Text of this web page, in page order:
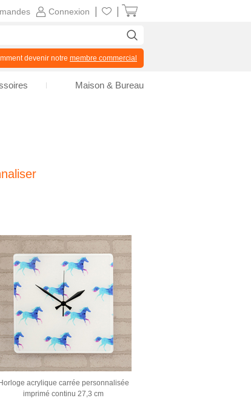
Horloge acrylique carrée personnalisée
imprimé continu 27,3 cm
Connexion
devenir notre membre commercial
Maison & Bureau